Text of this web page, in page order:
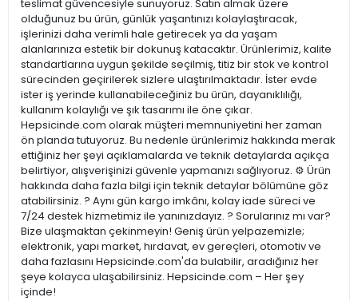
teslimat güvencesiyle sunuyoruz. Satın almak üzere
olduğunuz bu ürün, günlük yaşantınızı kolaylaştıracak,
işlerinizi daha verimli hale getirecek ya da yaşam
alanlarınıza estetik bir dokunuş katacaktır. Ürünlerimiz, kalite
standartlarına uygun şekilde seçilmiş, titiz bir stok ve kontrol
sürecinden geçirilerek sizlere ulaştırılmaktadır. İster evde
ister iş yerinde kullanabileceğiniz bu ürün, dayanıklılığı,
kullanım kolaylığı ve şık tasarımı ile öne çıkar.
Hepsicinde.com olarak müşteri memnuniyetini her zaman
ön planda tutuyoruz. Bu nedenle ürünlerimiz hakkında merak
ettiğiniz her şeyi açıklamalarda ve teknik detaylarda açıkça
belirtiyor, alışverişinizi güvenle yapmanızı sağlıyoruz. ⚙️ Ürün
hakkında daha fazla bilgi için teknik detaylar bölümüne göz
atabilirsiniz. ? Aynı gün kargo imkânı, kolay iade süreci ve
7/24 destek hizmetimiz ile yanınızdayız. ? Sorularınız mı var?
Bize ulaşmaktan çekinmeyin! Geniş ürün yelpazemizle;
elektronik, yapı market, hırdavat, ev gereçleri, otomotiv ve
daha fazlasını Hepsicinde.com'da bulabilir, aradığınız her
şeye kolayca ulaşabilirsiniz. Hepsicinde.com – Her şey
içinde!